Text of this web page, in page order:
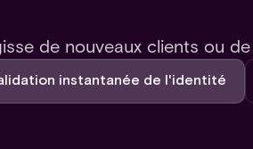
de nouveaux clients ou
instantanée de l'identité